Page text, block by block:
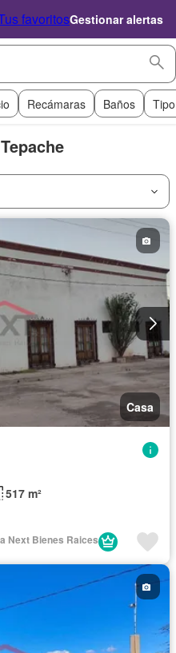
favoritosGestionar alertas
Recámaras Baños
Casa
517 m²
Next Bienes Raices